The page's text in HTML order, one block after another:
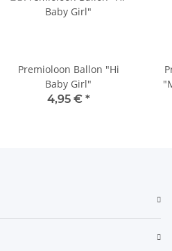
Premioloon Ballon "Hi
Baby Girl"
4,95 € *